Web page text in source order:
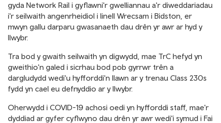
gyda Network Rail i gyflawni'r gwelliannau a'r diweddariadau
i'r seilwaith angenrheidiol i linell Wrecsam i Bidston, er
mwyn gallu darparu gwasanaeth dau drên yr awr ar hyd y
llwybr.
Tra bod y gwaith seilwaith yn digwydd, mae TrC hefyd yn
gweithio'n galed i sicrhau bod pob gyrrwr trên a
dargludydd wedi'u hyfforddi'n llawn ar y trenau Class 230s
fydd yn cael eu defnyddio ar y llwybr.
Oherwydd i COVID-19 achosi oedi yn hyfforddi staff, mae'r
dyddiad ar gyfer cyflwyno dau drên yr awr wedi'i symud i Fai